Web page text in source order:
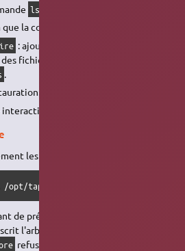
ls
que la commande
: ajoute le fichier ou le répertoire
fichiers à restaurer. Il apparaîtra
.
les fichiers sauvegardés :
opt/tape/LU-MIDI.arch -f /dev/st0
de préciser avec l'option -A le
l'arborescence des fichiers
refusera de recréer cette